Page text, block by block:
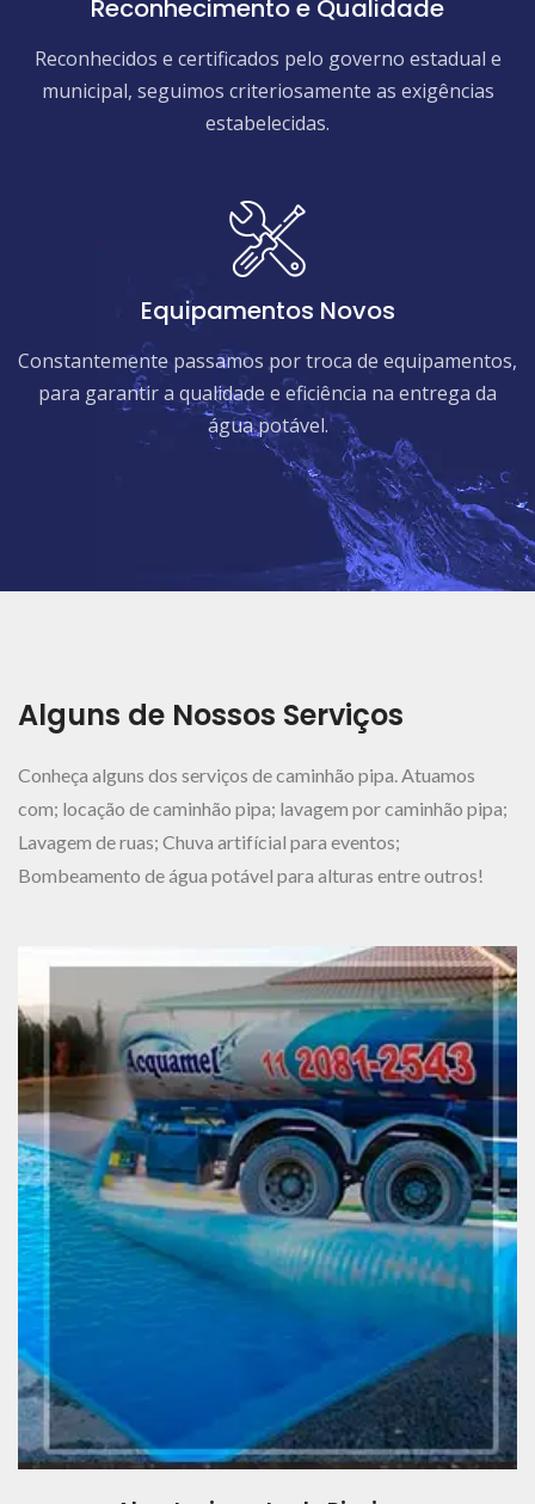
Reconhecimento e Qualidade
Reconhecidos e certificados pelo governo estadual e
municipal, seguimos criteriosamente as exigências
estabelecidas.
Equipamentos Novos
Constantemente passamos por troca de equipamentos,
para garantir a qualidade e eficiência na entrega da
água potável.
Alguns de Nossos Serviços
Conheça alguns dos serviços de caminhão pipa. Atuamos
com; locação de caminhão pipa; lavagem por caminhão pipa;
Lavagem de ruas; Chuva artifícial para eventos;
Bombeamento de água potável para alturas entre outros!